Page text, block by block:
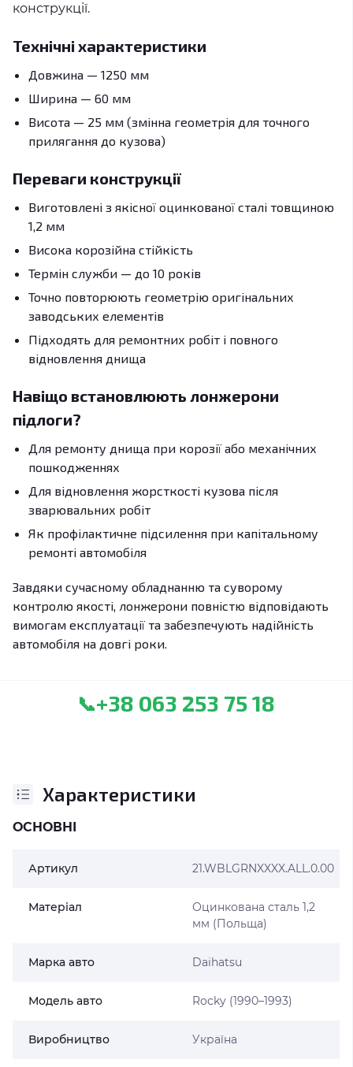
конструкції.
Технічні характеристики
Довжина — 1250 мм
Ширина — 60 мм
Висота — 25 мм (змінна геометрія для точного
прилягання до кузова)
Переваги конструкції
Виготовлені з якісної оцинкованої сталі товщиною
1,2 мм
Висока корозійна стійкість
Термін служби — до 10 років
Точно повторюють геометрію оригінальних
заводських елементів
Підходять для ремонтних робіт і повного
відновлення днища
Навіщо встановлюють лонжерони
підлоги?
Для ремонту днища при корозії або механічних
пошкодженнях
Для відновлення жорсткості кузова після
зварювальних робіт
Як профілактичне підсилення при капітальному
ремонті автомобіля
Завдяки сучасному обладнанню та суворому
контролю якості, лонжерони повністю відповідають
вимогам експлуатації та забезпечують надійність
автомобіля на довгі роки.
📞+38 063 253 75 18
Характеристики
ОСНОВНІ
Артикул 21.WBLGRNXXXX.ALL.0.00
Матеріал
Оцинкована сталь 1,2
мм (Польща)
Марка авто Daihatsu
Модель авто Rocky (1990–1993)
Виробництво Україна